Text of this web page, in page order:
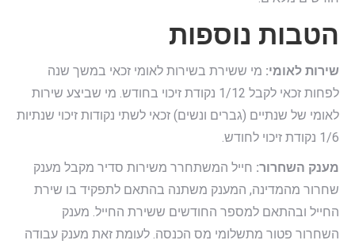
הטבות נוספות
שירות לאומי: מי ששירת בשירות לאומי זכאי במשך שנה
לפחות זכאי לקבל 1/12 נקודת זיכוי בחודש. מי שביצע שירות
לאומי של שנתיים (גברים ונשים) זכאי לשתי נקודות זיכוי שנתיות
1/6 נקודת זיכוי לחודש.
מענק השחרור: חייל המשתחרר משירות סדיר מקבל מענק
שחרור מהמדינה, המענק משתנה בהתאם לתפקיד בו שירת
החייל ובהתאם למספר החודשים ששירת החייל. מענק
השחרור פטור מתשלומי מס הכנסה. לעומת זאת מענק עבודה